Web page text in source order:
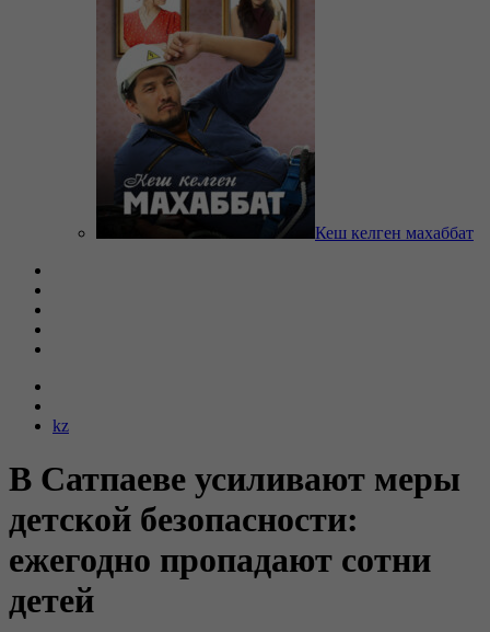
Кеш келген махаббат
kz
В Сатпаеве усиливают меры
детской безопасности:
ежегодно пропадают сотни
детей